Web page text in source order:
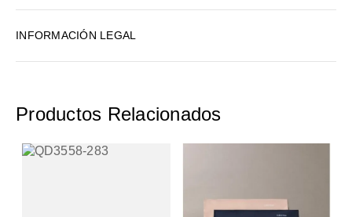
9
INFORMACIÓN LEGAL
Productos Relacionados